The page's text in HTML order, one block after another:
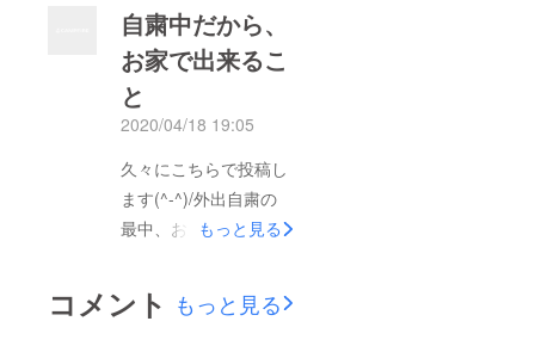
していただいた方に、
心より感謝申し上げま
す。貴方の気持ちを胸
に、前を向いて歩んで
いきます。バイクのカ
スタマイズは、完成し
ています。180ccにし
て重量級のバイクに仕
す。カッコ良いし、
共に走った相棒です。
余りにもタイミングが
悪すぎました。制限時
間まで後少し。それで
なら前に倒れたい。給
付金の一部使っても、
足りないけれど、戦い
です。バイク用の
自粛中だから、
お家で出来るこ
と
2020/04/18 19:05
久々にこちらで投稿し
ます(^-^)/外出自粛の
最中、お家で出来るこ
ると思います。その中
でも、普段お世話に
もっと見る
コメント もっと見る